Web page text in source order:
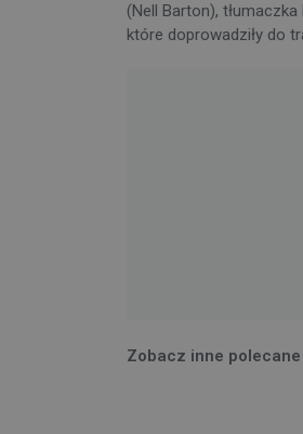
(Nell Barton),
które doprowadziły do
Zobacz inne polecane